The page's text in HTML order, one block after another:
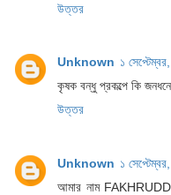
উত্তর
Unknown ১
কৃষক বন্ধু প্রকল্পে কি
উত্তর
Unknown ১
আমার নাম